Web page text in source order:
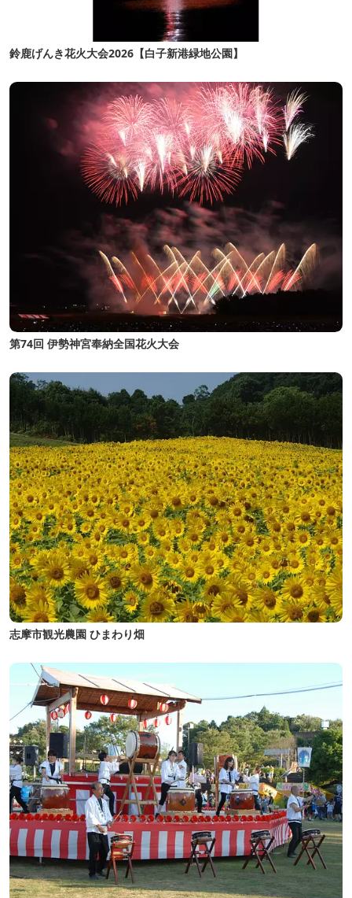
鈴鹿げんき花火大会2026【白子新港緑地公園】
第74回 伊勢神宮奉納全国花火大会
志摩市観光農園 ひまわり畑